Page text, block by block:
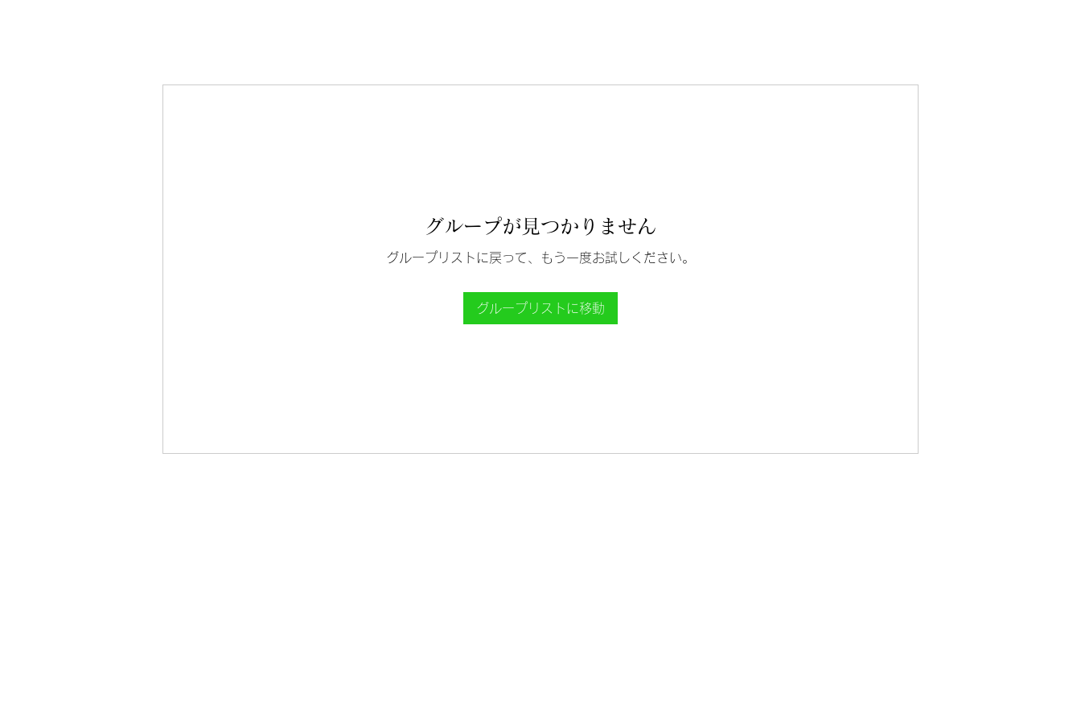
グループが見つかりません
グループリストに戻って、もう一度お試しください。
グループリストに移動